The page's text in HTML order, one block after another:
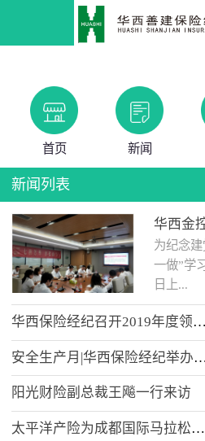
首页 新闻
新闻列表
为纪念
一做”学
日上...
午，华
党史、知
华西保险经纪召开2019年度领导班子述职考核工作会
安全生产月|华西保险经纪举办应急消防安全知识培训
阳光财险副总裁王飚一行来访
太平洋产险为成都国际马拉松提供全方位保险保障